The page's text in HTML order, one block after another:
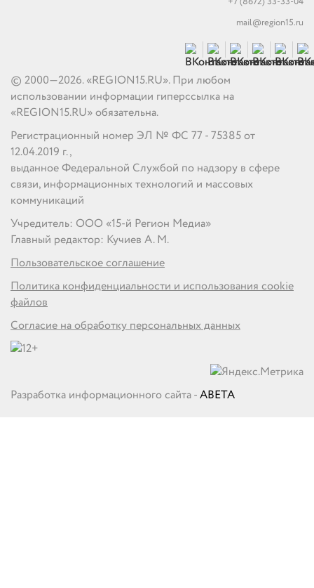
mail@region15.ru
© 2000—2026. «REGION15.RU». При любом
использовании информации гиперссылка на
«REGION15.RU» обязательна.
Регистрационный номер ЭЛ № ФС 77 - 75385 от
12.04.2019 г.,
выданное Федеральной Службой по надзору в сфере
связи, информационных технологий и массовых
коммуникаций
Учредитель: ООО «15-й Регион Медиа»
Главный редактор: Кучиев А. М.
Пользовательское соглашение
Политика конфиденциальности и использования cookie
файлов
Согласие на обработку персональных данных
Разработка информационного сайта -ABETA